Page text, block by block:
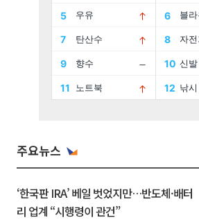
주요뉴스
‘한국판 IRA’ 베일 벗었지만…반도체·배터
리 업계 “시행령이 관건”